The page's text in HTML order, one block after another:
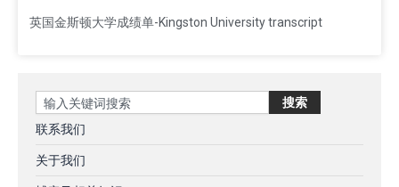
英国金斯顿大学成绩单-Kingston University transcript
Search 搜索
联系我们
关于我们